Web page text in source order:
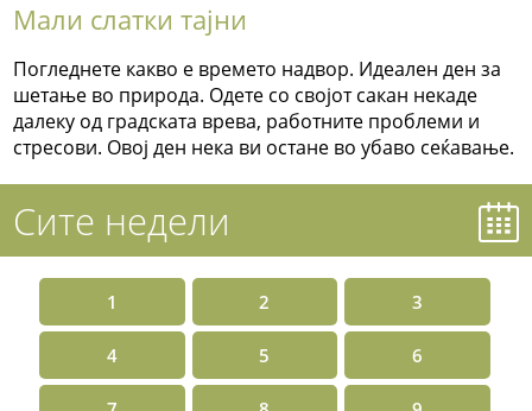
Мали слатки тајни
Погледнете какво е времето надвор. Идеален ден за
шетање во природа. Одете со својот сакан некаде
далеку од градската врева, работните проблеми и
стресови. Овој ден нека ви остане во убаво сеќавање.
Сите недели
1 2 3
4 5 6